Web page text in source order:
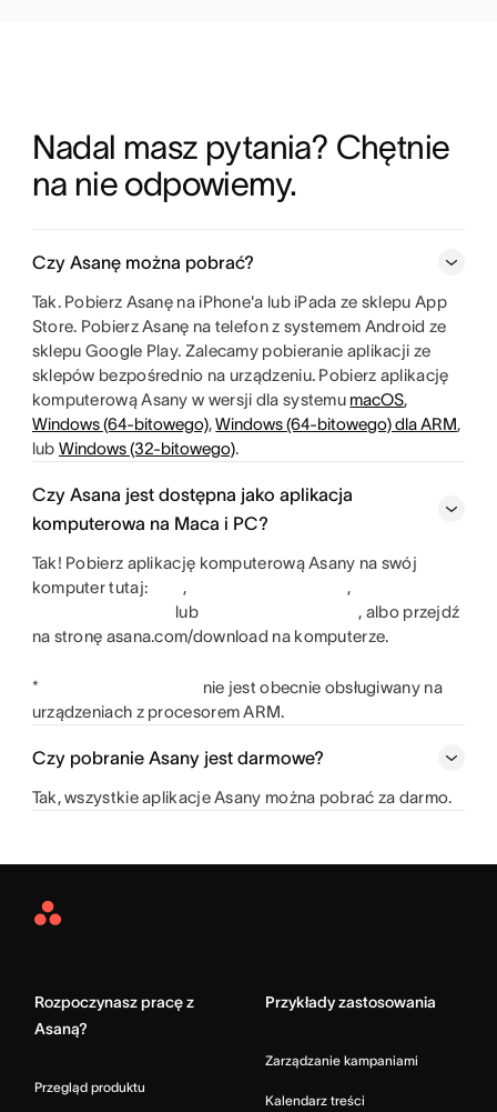
Nadal masz pytania? Chętnie
na nie odpowiemy.
Czy Asanę można pobrać?
Tak. Pobierz Asanę na iPhone'a lub iPada ze sklepu App
Store. Pobierz Asanę na telefon z systemem Android ze
sklepu Google Play. Zalecamy pobieranie aplikacji ze
sklepów bezpośrednio na urządzeniu. Pobierz aplikację
komputerową Asany w wersji dla systemu macOS,
Windows (64-bitowego),Windows (64-bitowego) dla ARM,
lub Windows (32-bitowego).
Czy Asana jest dostępna jako aplikacja
komputerowa na Maca i PC?
Tak! Pobierz aplikację komputerową Asany na swój
komputer tutaj:
,
,
lub
, albo przejdź
na stronę asana.com/download na komputerze.
*
nie jest obecnie obsługiwany na
urządzeniach z procesorem ARM.
Czy pobranie Asany jest darmowe?
Tak, wszystkie aplikacje Asany można pobrać za darmo.
Asana
Rozpoczynasz pracę z
Asaną?
Przegląd produktu
Przykłady zastosowania
Zarządzanie kampaniami
Kalendarz treści